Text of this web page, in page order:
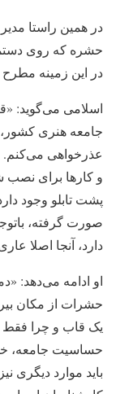
در همین راستا
حشره که روی
در این زمینه
اسلامی می‌گوید:
جامعه هنری کشور،
عذرخواهی می‌کنم.
و کارها برای نصب
پشت تابلو وجود
صورت گرفته،
دارد، آنجا اصلا
او ادامه می‌دهد:
حشرات از مکان
یک قاب و چرا فقط
حساسیت جامعه،
باید موارد دیگری